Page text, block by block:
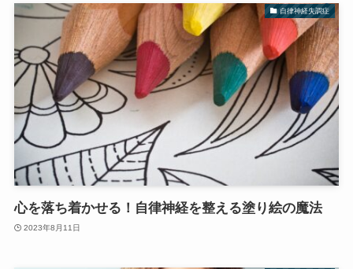
自律神経失調症
心を落ち着かせる！自律神経を整える塗り絵の魔法
2023年8月11日